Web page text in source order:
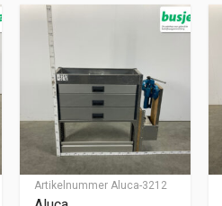
Artikelnummer Aluca-3212